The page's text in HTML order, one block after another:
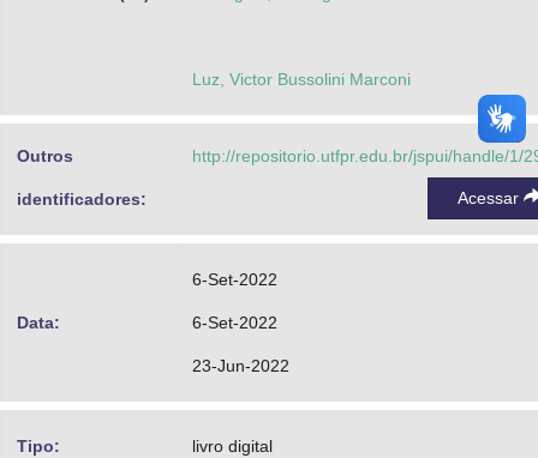
Luz, Victor Bussolini Marconi
Outros
identificadores:
http://repositorio.utfpr.edu.br/jspui/handle/1/
Acessar
Data:
6-Set-2022
6-Set-2022
23-Jun-2022
Tipo: livro digital